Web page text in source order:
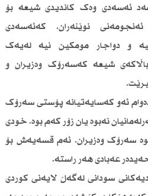
ئەسەدی وەک کاندیدی شیعە بۆ
نوێنەران. کەئەسەدی
و دواجار مومکین نیە لەیەک
شیعە کەسەرۆک وەزیران و
ئەو کەسایەتیانە پۆستی سەرۆک
نەبوە یان زۆر کەم بوە. خودی
سەرۆک وەزیران. ئەم قسەیەش بۆ
عەبادی هەر راستە.
سودانی لەگەڵ لایەنی کوردی